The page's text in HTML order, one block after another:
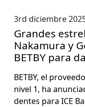
3rd diciembre
Grandes
Nakamura y
BETBY para
BETBY, el
niv­el 1, ha
dentes para ICE